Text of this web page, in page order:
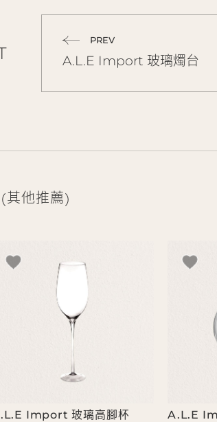
PREV
A.L.E Import 玻璃燭台
其他推薦
Import 玻璃高腳杯 A.L.E